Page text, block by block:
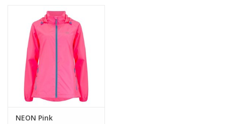
Maattabel
OUTLET
NEON Pink